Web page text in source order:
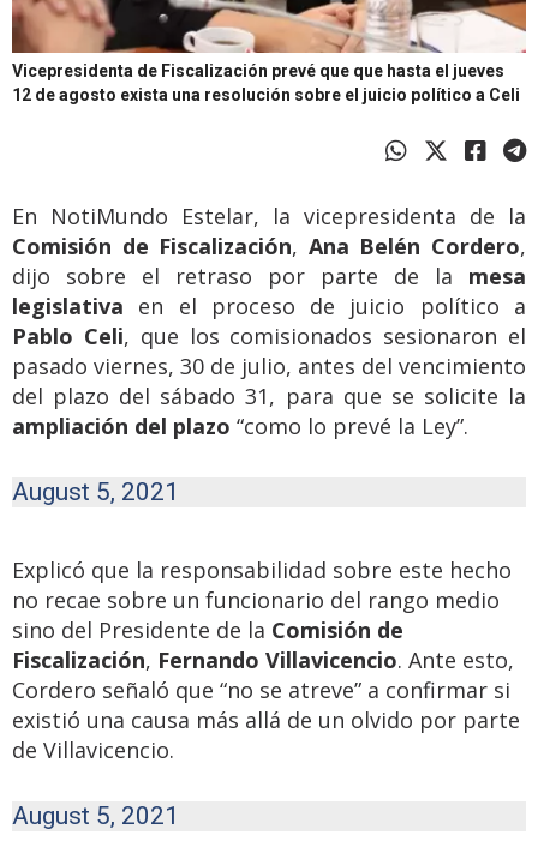
Vicepresidenta de Fiscalización prevé que que hasta el jueves
12 de agosto exista una resolución sobre el juicio político a Celi
En NotiMundo Estelar, la vicepresidenta de la
Comisión de Fiscalización, Ana Belén Cordero,
dijo sobre el retraso por parte de la mesa
legislativa en el proceso de juicio político a
Pablo Celi, que los comisionados sesionaron el
pasado viernes, 30 de julio, antes del vencimiento
del plazo del sábado 31, para que se solicite la
ampliación del plazo “como lo prevé la Ley”.
August 5, 2021
Explicó que la responsabilidad sobre este hecho
no recae sobre un funcionario del rango medio
sino del Presidente de la Comisión de
Fiscalización, Fernando Villavicencio. Ante esto,
Cordero señaló que “no se atreve” a confirmar si
existió una causa más allá de un olvido por parte
de Villavicencio.
August 5, 2021